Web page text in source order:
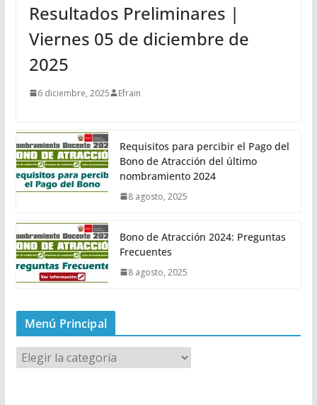
Resultados Preliminares |
Viernes 05 de diciembre de
2025
6 diciembre, 2025 Efrain
Requisitos para percibir el Pago del
Bono de Atracción del último
nombramiento 2024
8 agosto, 2025
Bono de Atracción 2024: Preguntas
Frecuentes
8 agosto, 2025
Menú Principal
M
e